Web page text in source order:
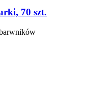
70 szt.